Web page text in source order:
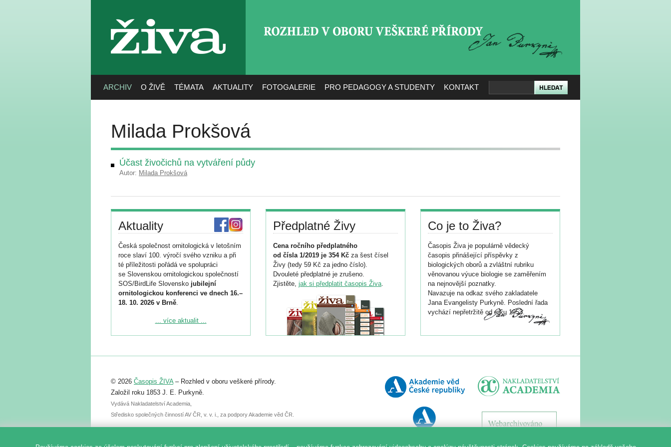
živa
ARCHIV O ŽIVĚ TÉMATA AKTUALITY FOTOGALERIE PRO PEDAGOGY A STUDENTY KONTAKT
Milada Prokšová
Účast živočichů na vytváření půdy
Autor: Milada Prokšová
Aktuality
Česká společnost ornitologická v letošním
roce slaví 100. výročí svého vzniku a při
té příležitosti pořádá ve spolupráci
se Slovenskou ornitologickou společností
SOS/BirdLife Slovensko jubilejní
ornitologickou konferenci ve dnech 16.–
18. 10. 2026 v Brně.
Podrobnější informace ke konferenci
Registrovat se můžete do 6. září.
abstraktu přihlášené přednášky nebo
posteru je už 30. června.
... více aktualit ...
Předplatné Živy
Cena ročního předplatného
od čísla 1/2019 je 354 Kč za šest čísel
Živy (tedy 59 Kč za jedno číslo).
Dvouleté předplatné je zrušeno.
Zjistěte, jak si předplatit časopis Živa.
Co je to Živa?
Časopis Živa je populárně vědecký
časopis přinášející příspěvky z
biologických oborů a zvláštní rubriku
věnovanou výuce biologie se zaměřením
na nejnovější poznatky.
Navazuje na odkaz svého zakladatele
Jana Evangelisty Purkyně. Poslední řada
vychází nepřetržitě od roku 1953.
© 2026 Časopis ŽIVA– Rozhled v oboru veškeré přírody.
Založil roku 1853 J. E. Purkyně.
Vydává Nakladatelství Academia,
Středisko společných činností AV ČR, v. v. i., za podpory Akademie věd ČR.